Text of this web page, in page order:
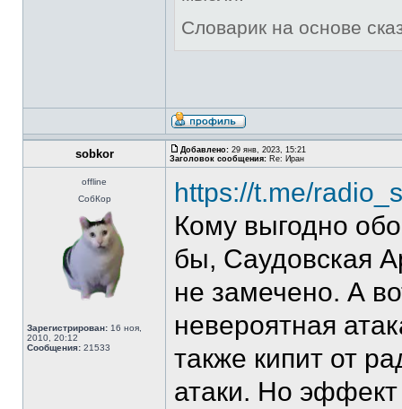
Словарик на основе
sobkor Добавлено: 29 янв, 2023, 15:21
Заголовок сообщения: Re: Иран
offline
СобКор
Зарегистрирован: 16 ноя,
2010, 20:12
Сообщения: 21533
https://t.me/
Кому выгодно
бы, Саудовская
не замечено. А
невероятная
также кипит от
атаки. Но эффект